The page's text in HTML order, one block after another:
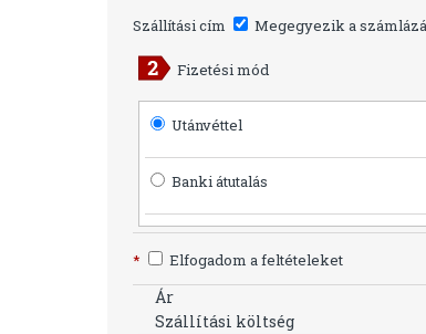
Szállítási cím
Megegyezik a
Fizetési mód
Utánvéttel
Banki átutalás
* Elfogadom a feltételeket
Ár
Szállítási költség